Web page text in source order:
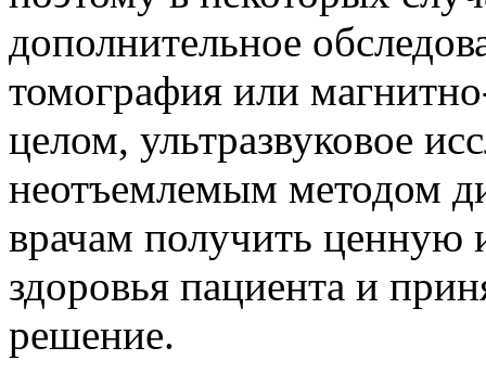
дополнительное
томография или
целом, ультразвуковое
неотъемлемым методом
врачам получить
здоровья пациента и
решение.